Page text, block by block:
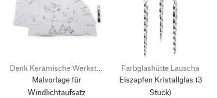
Denk Keramische Werkstätten
Malvorlage für
Windlichtaufsatz
Farbglashütte Lauscha
Eiszapfen Kristallglas (3
Stück)